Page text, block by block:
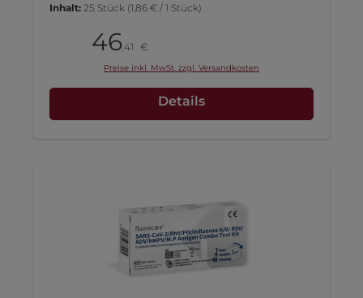
Inhalt: 25 Stück (1,86 € / 1 Stück)
46,41 €
Preise inkl. MwSt. zzgl. Versandkosten
Details